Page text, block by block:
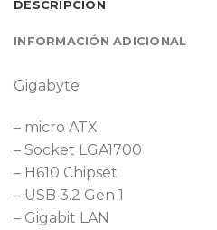
DESCRIPCIÓN
INFORMACIÓN ADICIONAL
Gigabyte
– micro ATX
– Socket LGA1700
– H610 Chipset
– USB 3.2 Gen 1
– Gigabit LAN